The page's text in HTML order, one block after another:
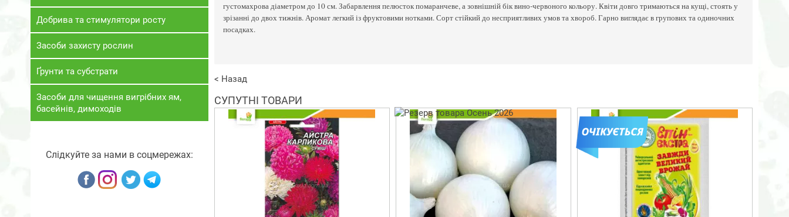
Добрива та стимулятори росту
Засоби захисту рослин
Ґрунти та субстрати
Засоби для чищення вигрібних ям,
басейнів, димоходів
Слідкуйте за нами в соцмережах:
густомахрова діаметром до 10 см. Забарвлення пелюсток помаранчеве, а зовнішній бік вино-червоного кольору. Квіти довго тримаються на кущі, стоять у
зрізанні до двох тижнів. Аромат легкий із фруктовими нотками. Сорт стійкий до несприятливих умов та хвороб. Гарно виглядає в групових та одиночних
посадках.
< Назад
СУПУТНІ ТОВАРИ